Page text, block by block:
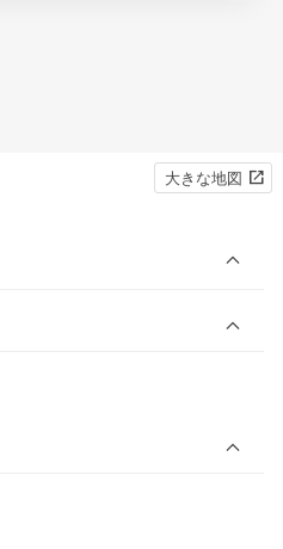
大きな地図